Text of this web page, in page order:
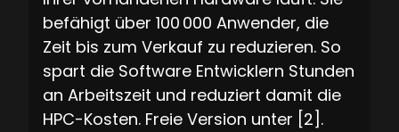
befähigt über 100 000 Anwender, die
Zeit bis zum Verkauf zu reduzieren. So
spart die Software Entwicklern Stunden
an Arbeitszeit und reduziert damit die
HPC-Kosten. Freie Version unter [2].